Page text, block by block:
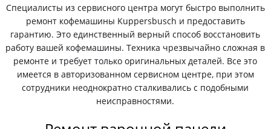
Специалисты из сервисного центра могут быстро выполнить
ремонт кофемашины Kuppersbusch и предоставить
гарантию. Это единственный верный способ восстановить
работу вашей кофемашины. Техника чрезвычайно сложная в
ремонте и требует только оригинальных деталей. Все это
имеется в авторизованном сервисном центре, при этом
сотрудники неоднократно сталкивались с подобными
неисправностями.